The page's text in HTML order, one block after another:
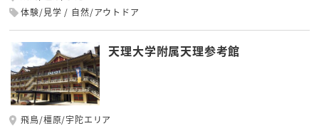
体験/見学
自然/アウトドア
天理大学附属天理参考館
飛鳥/橿原/宇陀エリア